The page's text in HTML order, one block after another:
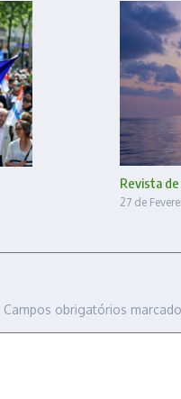
Revista
27 de
Campos obrigatórios